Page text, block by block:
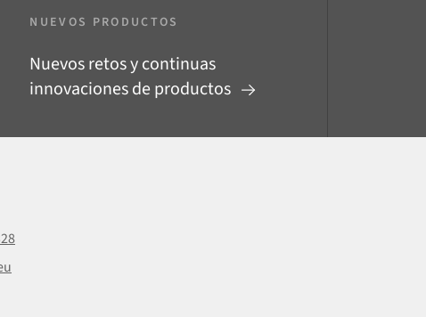
NUEVOS PRODUCTOS
Nuevos retos y continuas
innovaciones de productos